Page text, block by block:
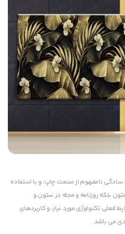
سادگی نامفهوم از صنعت چاپ، و با استفاده
بلکه روزنامه و مجله در ستون و
فعلی تکنولوژی مورد نیاز، و کاربردهای
می باشد.